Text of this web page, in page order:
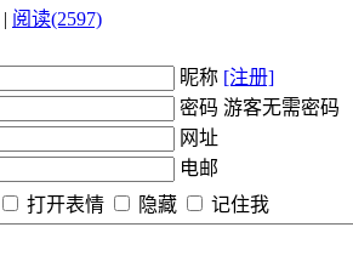
| 阅读(2597)
昵称 [注册]
密码 游客无需密码
网址
电邮
打开表情 隐藏 记住我